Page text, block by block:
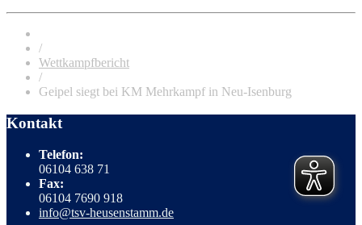
/
Wettkampfbericht
/
Geipel siegt bei KM Mehrkampf in Neu-Isenburg
Kontakt
Telefon:
06104 638 71
Fax:
06104 7690 918
info@tsv-heusenstamm.de